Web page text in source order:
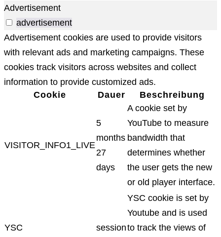
Advertisement
advertisement
Advertisement cookies are used to provide visitors
with relevant ads and marketing campaigns. These
cookies track visitors across websites and collect
information to provide customized ads.
Cookie
Dauer Beschreibung
VISITOR_INFO1_LIVE
5
months
27
days
A cookie set by
YouTube to measure
bandwidth that
determines whether
the user gets the new
or old player interface.
YSC session
YSC cookie is set by
Youtube and is used
to track the views of